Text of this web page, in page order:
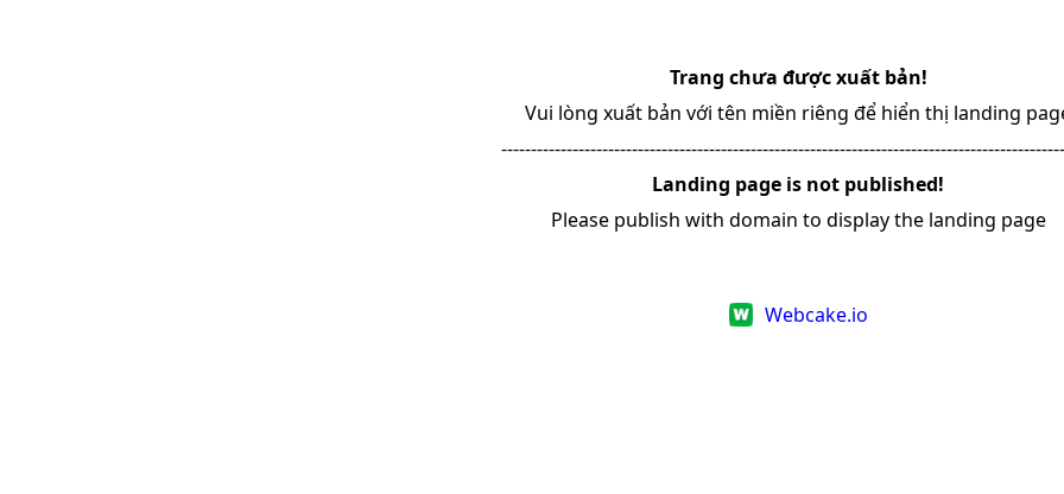
Trang chưa được xuất bản!
Vui lòng xuất bản với tên miền riêng để hiển thị landing
Landing page is not published!
Please publish with domain to display the landing page
Webcake.io